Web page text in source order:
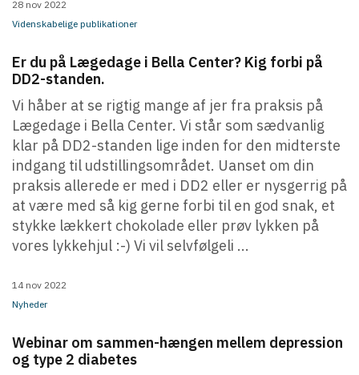
28 nov 2022
Videnskabelige publikationer
Er du på Lægedage i Bella Center? Kig forbi på
DD2-standen.
Vi håber at se rigtig mange af jer fra praksis på
Lægedage i Bella Center. Vi står som sædvanlig
klar på DD2-standen lige inden for den midterste
indgang til udstillingsområdet. Uanset om din
praksis allerede er med i DD2 eller er nysgerrig på
at være med så kig gerne forbi til en god snak, et
stykke lækkert chokolade eller prøv lykken på
vores lykkehjul :-) Vi vil selvfølgeli ...
14 nov 2022
Nyheder
Webinar om sammen-hængen mellem depression
og type 2 diabetes